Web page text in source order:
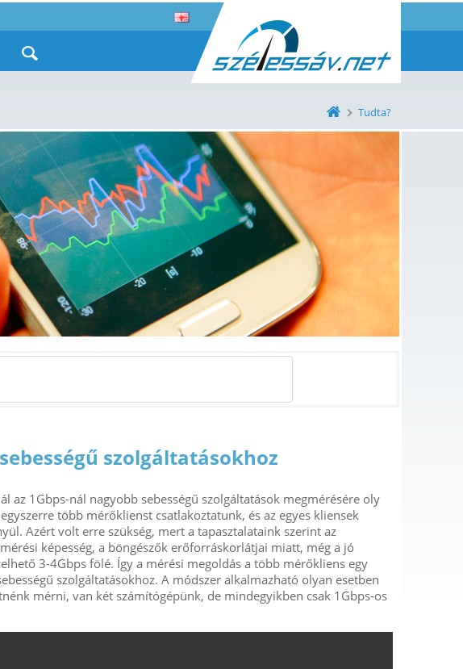
Tudta?
szolgáltatásokhoz
az 1Gbps-nál nagyobb sebességű szolgáltatások megmérésére oly
több mérőklienst csatlakoztatunk, és az egyes kliensek
Azért volt erre szükség, mert a tapasztalataink szerint az
képesség, a böngészők erőforráskorlátjai miatt, még a jó
3-4Gbps fölé. Így a mérési megoldás a több mérőkliens egy
szolgáltatásokhoz. A módszer alkalmazható olyan esetben
mérni, van két számítógépünk, de mindegyikben csak 1Gbps-os